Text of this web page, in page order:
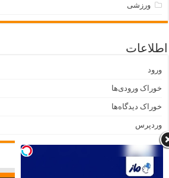
ورزشی
اطلاعات
ورود
خوراک ورودی‌ها
خوراک دیدگاه‌ها
وردپرس